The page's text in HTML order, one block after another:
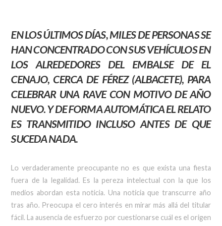
EN LOS ÚLTIMOS DÍAS, MILES DE PERSONAS SE
HAN CONCENTRADO CON SUS VEHÍCULOS EN
LOS ALREDEDORES DEL EMBALSE DE EL
CENAJO, CERCA DE FÉREZ (ALBACETE), PARA
CELEBRAR UNA RAVE CON MOTIVO DE AÑO
NUEVO. Y DE FORMA AUTOMÁTICA EL RELATO
ES TRANSMITIDO INCLUSO ANTES DE QUE
SUCEDA NADA.
Lo verdaderamente preocupante no es que exista una fiesta
fuera de la legalidad. Es la pereza intelectual con la que los
medios abordan esta noticia. Una noticia que transcurre año
tras año. Preocupa el cero interés en mirar más allá del titular
fácil. La ausencia de esfuerzo por cuestionarse cuál es el origen